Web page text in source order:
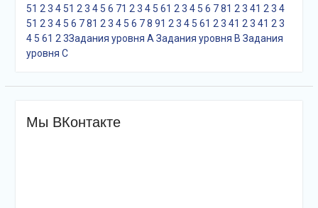
51 2 3 4 51 2 3 4 5 6 71 2 3 4 5 61 2 3 4 5 6 7 81 2 3 41 2 3 4
51 2 3 4 5 6 7 81 2 3 4 5 6 7 8 91 2 3 4 5 61 2 3 41 2 3 41 2 3
4 5 61 2 3Задания уровня A Задания уровня B Задания
уровня С
Мы ВКонтакте